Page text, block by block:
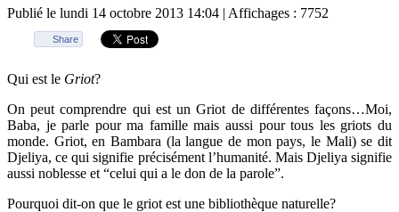
Publié le lundi 14 octobre 2013 14:04 | Affichages : 7752
Share
Qui est le Griot?
On peut comprendre qui est un Griot de différentes façons…Moi,
Baba, je parle pour ma famille mais aussi pour tous les griots du
monde. Griot, en Bambara (la langue de mon pays, le Mali) se dit
Djeliya, ce qui signifie précisément l’humanité. Mais Djeliya signifie
aussi noblesse et “celui qui a le don de la parole”.
Pourquoi dit-on que le griot est une bibliothèque naturelle?